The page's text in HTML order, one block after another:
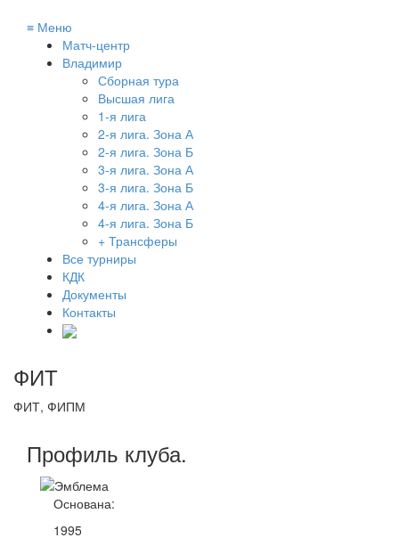
≡ Меню
Матч-центр
Владимир
Сборная тура
Высшая лига
1-я лига
2-я лига. Зона А
2-я лига. Зона Б
3-я лига. Зона А
3-я лига. Зона Б
4-я лига. Зона А
4-я лига. Зона Б
+ Трансферы
Все турниры
КДК
Документы
Контакты
ФИТ
ФИТ, ФИПМ
Профиль клуба.
Основана:
1995